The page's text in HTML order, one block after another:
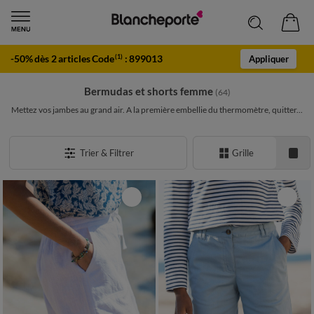
-50% dès 2 articles Code(1) :899013 Appliquer
Bermudas et shorts femme (64)
Mettez vos jambes au grand air. A la première embellie du thermomètre, quitter...
Trier & Filtrer Grille